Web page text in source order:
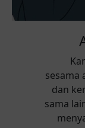
sesama
dan
sama